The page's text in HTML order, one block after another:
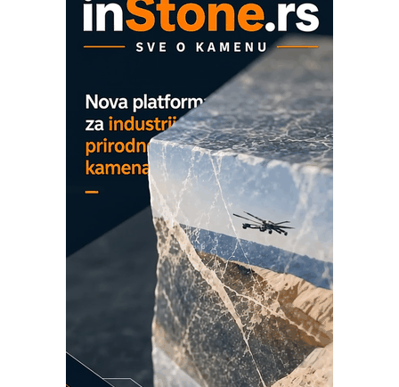
Proizvodnja iC7 Hybrid 1500 VDC
mrežnog pretvarača sa tečnim
hlađenjem